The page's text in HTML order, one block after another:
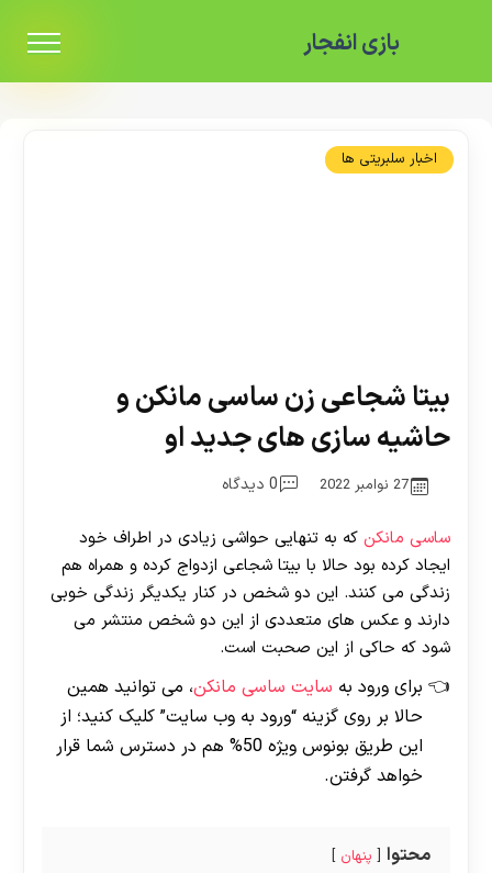
بازی انفجار
اخبار سلبریتی ها
بیتا شجاعی زن ساسی مانکن و
حاشیه سازی های جدید او
27 نوامبر 2022 0 دیدگاه
ساسی مانکن که به تنهایی حواشی زیادی در اطراف خود
ایجاد کرده بود حالا با بیتا شجاعی ازدواج کرده و همراه هم
زندگی می کنند. این دو شخص در کنار یکدیگر زندگی خوبی
دارند و عکس های متعددی از این دو شخص منتشر می
شود که حاکی از این صحبت است.
برای ورود به سایت ساسی مانکن، می توانید همین
حالا بر روی گزینه “ورود به وب سایت” کلیک کنید؛ از
این طریق بونوس ویژه 50% هم در دسترس شما قرار
خواهد گرفتن.
محتوا پنهان